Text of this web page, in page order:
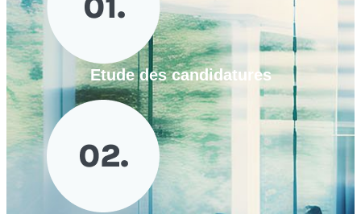
Etude des candidatures